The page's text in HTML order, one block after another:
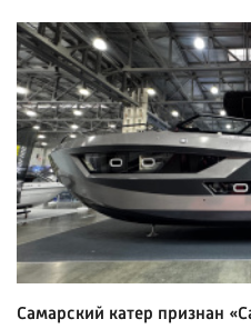
Самарский катер признан